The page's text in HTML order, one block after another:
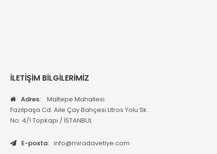
İLETİŞİM BİLGİLERİMİZ
Adres:
Maltepe Mahallesi
Fazılpaşa Cd. Aile Çay Bahçesi Litros Yolu Sk.
No: 4/1 Topkapı / İSTANBUL
E-posta: info@miradavetiye.com